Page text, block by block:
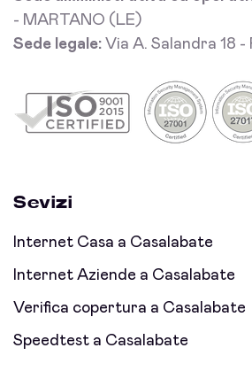
- MARTANO (LE)
Sede legale: Via A. Salandra 18 -
Sevizi
Internet Casa a Casalabate
Internet Aziende a Casalabate
Verifica copertura a Casalabate
Speedtest a Casalabate